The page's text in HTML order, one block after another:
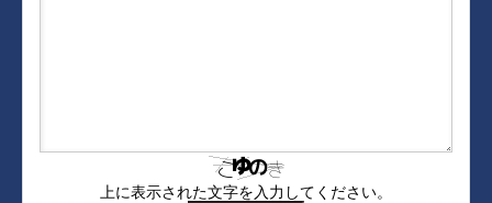
上に表示された文字を入力してください。